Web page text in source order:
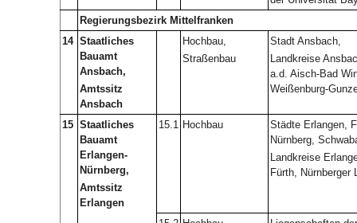
Regierungsbezirk Mittelfranken
14 Staatliches
Bauamt
Ansbach,
Amtssitz
Ansbach
Hochbau,
Straßenbau
Stadt Ansbach,
Landkreise
a.d. Aisch-Bad
Weißenburg-
15 Staatliches
Bauamt
Erlangen-
Nürnberg,
Amtssitz
Erlangen
15.1 Hochbau
Städte Erlangen,
Nürnberg,
Landkreise
Fürth, Nürnberger